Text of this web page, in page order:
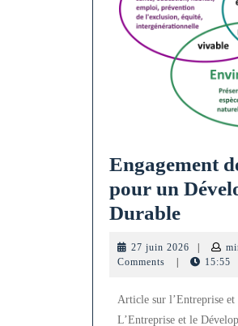
Engagement
pour un
Durable
un
27 juin 2026 27
juin
|
Comments
| 15:55
Article sur l’Entreprise
L’Entreprise et le